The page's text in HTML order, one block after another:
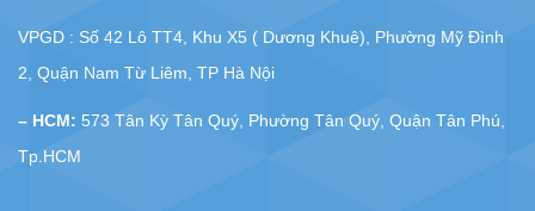
VPGD : Số 42 Lô TT4, Khu X5 ( Dương Khuê), Phường Mỹ Đình
2, Quận Nam Từ Liêm, TP Hà Nội
– HCM: 573 Tân Kỳ Tân Quý, Phường Tân Quý, Quận Tân Phú,
Tp.HCM